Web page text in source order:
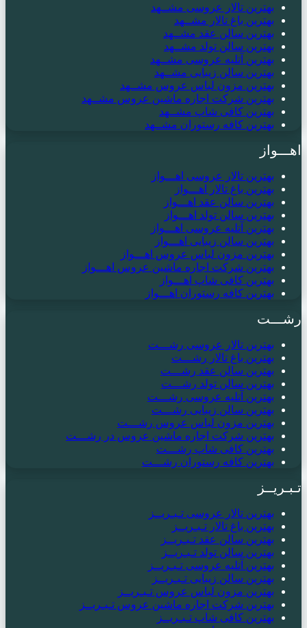
بهترین تالار عروسی مشــهد
بهترین باغ تالار مشــهد
بهترین سالن عقد مشــهد
بهترین سالن تولد مشــهد
بهترین آتلیه عروسی مشــهد
بهترین سالن زیبایی مشــهد
بهترین مزون لباس عروس مشــهد
بهترین شرکت اجاره ماشین عروس مشــهد
بهترین کافی شاپ مشــهد
بهترین کافه رستوران مشــهد
اهـــواز
بهترین تالار عروسی اهـــواز
بهترین باغ تالار اهـــواز
بهترین سالن عقد اهـــواز
بهترین سالن تولد اهـــواز
بهترین آتلیه عروسی اهـــواز
بهترین سالن زیبایی اهـــواز
بهترین مزون لباس عروس اهـــواز
بهترین شرکت اجاره ماشین عروس اهـــواز
بهترین کافی شاپ اهـــواز
بهترین کافه رستوران اهـــواز
رشـــت
بهترین تالار عروسی رشـــت
بهترین باغ تالار رشـــت
بهترین سالن عقد رشـــت
بهترین سالن تولد رشـــت
بهترین آتلیه عروسی رشـــت
بهترین سالن زیبایی رشـــت
بهترین مزون لباس عروس رشـــت
بهترین شرکت اجاره ماشین عروس در رشـــت
بهترین کافی شاپ رشـــت
بهترین کافه رستوران رشـــت
تـبـریــز
بهترین تالار عروسی تـبـریــز
بهترین باغ تالار تـبـریــز
بهترین سالن عقد تـبـریــز
بهترین سالن تولد تـبـریــز
بهترین آتلیه عروسی تـبـریــز
بهترین سالن زیبایی تـبـریــز
بهترین مزون لباس عروس تـبـریــز
بهترین شرکت اجاره ماشین عروس تـبـریــز
بهترین کافی شاپ تـبـریــز